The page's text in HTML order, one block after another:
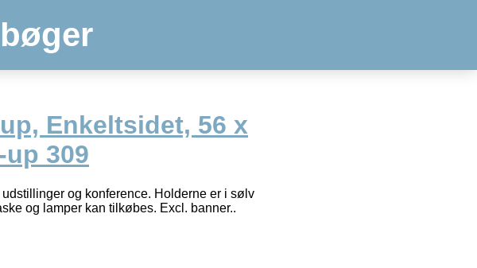
Enkeltsidet, 56 x
309
og konference. Holderne er i sølv
og lamper kan tilkøbes. Excl. banner..